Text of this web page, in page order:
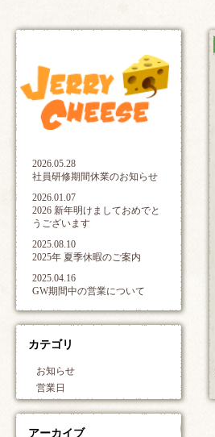
2026.05.28
社員研修期間休業のお知らせ
2026.01.07
2026 新年明けましておめでと
うございます
2025.08.10
2025年 夏季休暇のご案内
2025.04.16
GW期間中の営業について
カテゴリ
お知らせ
営業日
アーカイブ